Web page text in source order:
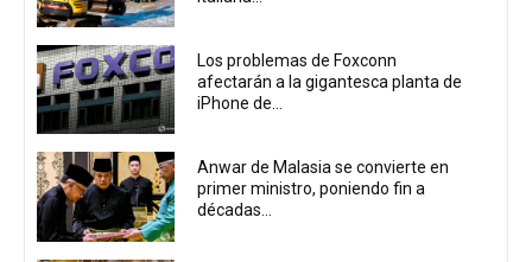
Los problemas de Foxconn
afectarán a la gigantesca planta de
iPhone de...
Anwar de Malasia se convierte en
primer ministro, poniendo fin a
décadas...